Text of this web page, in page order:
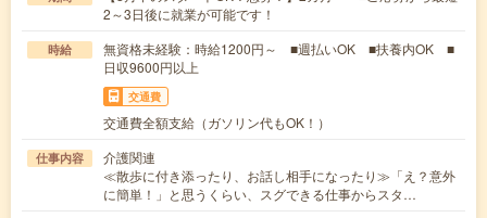
2～3日後に就業が可能です！
時給
無資格未経験：時給1200円～ ■週払いOK ■扶養内OK ■
日収9600円以上
交通費
交通費全額支給（ガソリン代もOK！）
仕事内容
介護関連
≪散歩に付き添ったり、お話し相手になったり≫「え？意外
に簡単！」と思うくらい、スグできる仕事からスタ…